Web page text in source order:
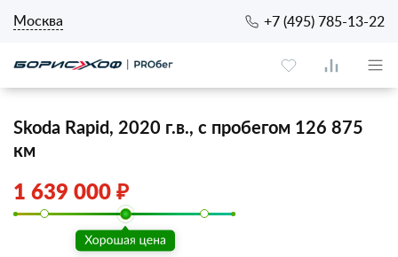
Москва +7 (495) 785-13-22
Skoda Rapid, 2020 г.в., с пробегом 126 875
км
1 639 000 ₽